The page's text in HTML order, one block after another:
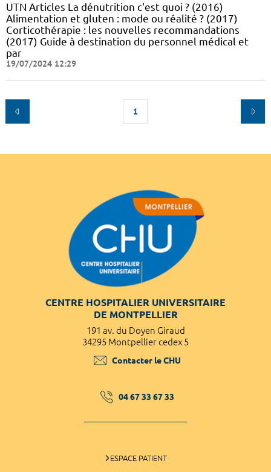
UTN Articles La dénutrition c'est quoi ? (2016)
Alimentation et gluten : mode ou réalité ? (2017)
Corticothérapie : les nouvelles recommandations
(2017) Guide à destination du personnel médical et
par
19/07/2024 12:29
1
CENTRE HOSPITALIER UNIVERSITAIRE
DE MONTPELLIER
191 av. du Doyen Giraud
34295 Montpellier cedex 5
Contacter le CHU
04 67 33 67 33
ESPACE PATIENT